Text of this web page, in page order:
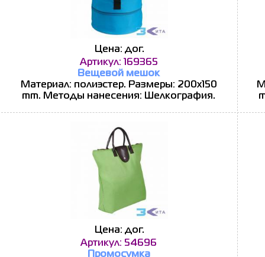
Цена: дог.
Артикул: 169365
Вещевой мешок
Материал: полиэстер. Размеры: 200x150
mm. Методы нанесения: Шелкография.
Цена: дог.
Артикул: 54696
Промосумка